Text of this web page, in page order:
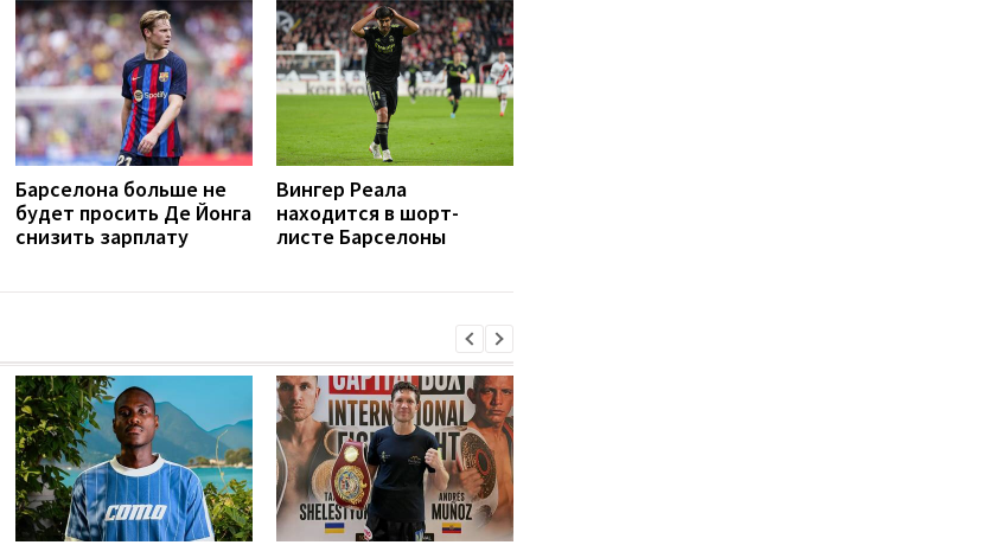
Барселона больше не
будет просить Де Йонга
снизить зарплату
Вингер Реала
находится в шорт-
листе Барселоны